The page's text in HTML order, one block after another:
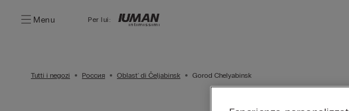
Menu Per lui:
Tutti i negozi Россия Oblast' di Čeljabinsk Gorod Chelyabinsk